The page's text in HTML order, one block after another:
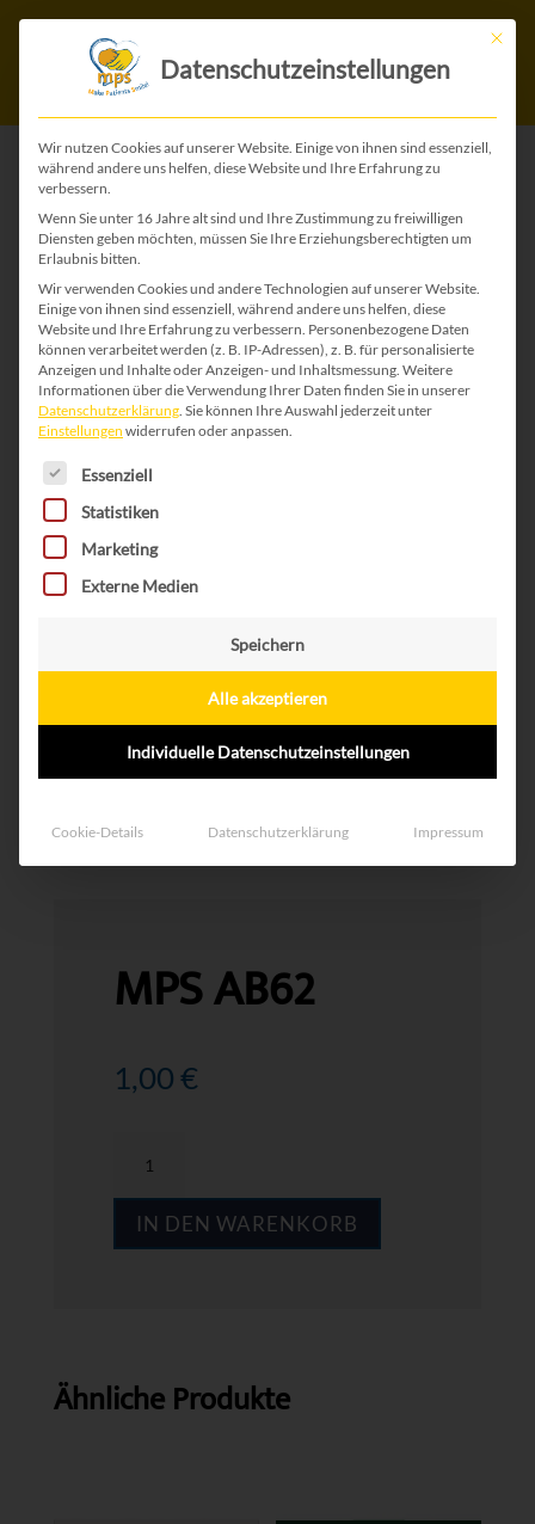
MPS AB62
1,00€
Menge
IN DEN WARENKORB
Ähnliche Produkte
Mit
Datenschutzeinstellungen
Wir nutzen Cookies auf unserer Website. Einige von ihnen sind essenziell,
während andere uns helfen, diese Website und Ihre Erfahrung zu
verbessern.
Wenn Sie unter 16 Jahre alt sind und Ihre Zustimmung zu freiwilligen
Diensten geben möchten, müssen Sie Ihre Erziehungsberechtigten um
Erlaubnis bitten.
Wir verwenden Cookies und andere Technologien auf unserer Website.
Einige von ihnen sind essenziell, während andere uns helfen, diese
Website und Ihre Erfahrung zu verbessern. Personenbezogene Daten
können verarbeitet werden (z. B. IP-Adressen), z. B. für personalisierte
Anzeigen und Inhalte oder Anzeigen- und Inhaltsmessung. Weitere
Informationen über die Verwendung Ihrer Daten finden Sie in unserer
Datenschutzerklärung. Sie können Ihre Auswahl jederzeit unter
Einstellungen widerrufen oder anpassen.
Es folgt eine Liste der Service-Gruppen, für die
Essenziell
Statistiken
Marketing
Externe Medien
Speichern
Alle akzeptieren
Individuelle Datenschutzeinstellungen
Cookie-Details Datenschutzerklärung Impressum